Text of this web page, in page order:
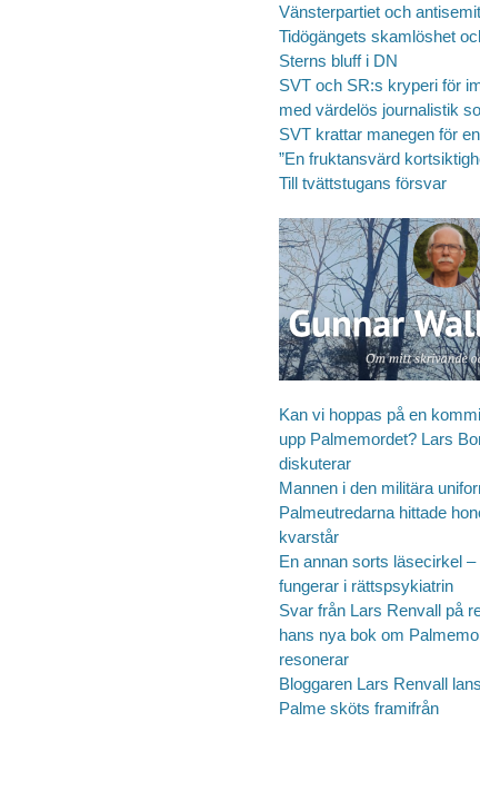
Vänsterpartiet och
Tidögängets skamlöshet
Sterns bluff i DN
SVT och SR:s kryperi för
med värdelös journalistik
SVT krattar manegen för
”En fruktansvärd
Till tvättstugans försvar
Kan vi hoppas på en
upp Palmemordet? Lars
diskuterar
Mannen i den militära
Palmeutredarna hittade
kvarstår
En annan sorts läsecirkel
fungerar i rättspsykiatrin
Svar från Lars Renvall på
hans nya bok om
resonerar
Bloggaren Lars Renvall
Palme sköts framifrån